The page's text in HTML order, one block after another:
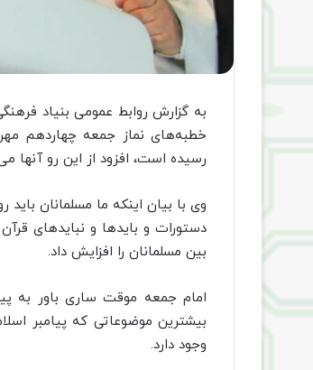
به گزارش روابط عمومی بنیاد
خطبه‌های نماز جمعه چهاردهم
رسیده است، افزود از این رو آنها
وی با بیان اینکه ما مسلمانان باید
دستورات و بایدها و نبایدهای
بین مسلمانان را افزایش داد.
امام جمعه موقت ساری باور به
وجود دارد.